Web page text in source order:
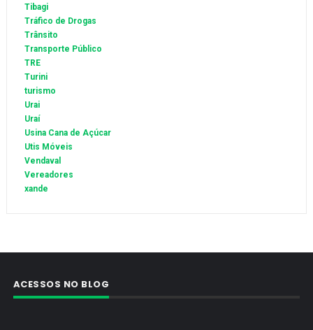
Tibagi
Tráfico de Drogas
Trânsito
Transporte Público
TRE
Turini
turismo
Urai
Uraí
Usina Cana de Açúcar
Utis Móveis
Vendaval
Vereadores
xande
ACESSOS NO BLOG